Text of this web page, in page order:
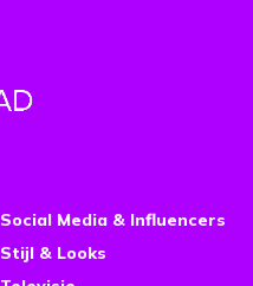
Social Media & Influencers
Stijl & Looks